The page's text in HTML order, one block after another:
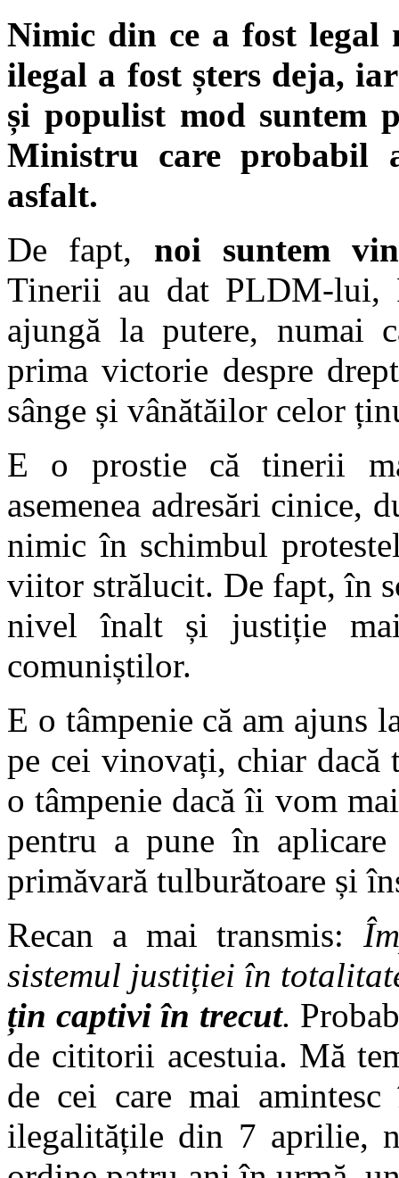
Nimic din ce a fost legal
ilegal a fost șters deja,
și populist mod suntem
Ministru care probabil
asfalt.
De fapt, noi suntem
Tinerii au dat PLDM-lui,
ajungă la putere, numai
prima victorie despre
sânge și vânătăilor celor
E o prostie că tinerii
asemenea adresări cinice,
nimic în schimbul
viitor strălucit. De fapt, în
nivel înalt și justiție
comuniștilor.
E o tâmpenie că am ajuns
pe cei vinovați, chiar dacă
o tâmpenie dacă îi vom
pentru a pune în
primăvară tulburătoare și
Recan a mai transmis:
sistemul justiției în
țin captivi în trecut.
de cititorii acestuia. Mă
de cei care mai
ilegalitățile din 7 aprilie,